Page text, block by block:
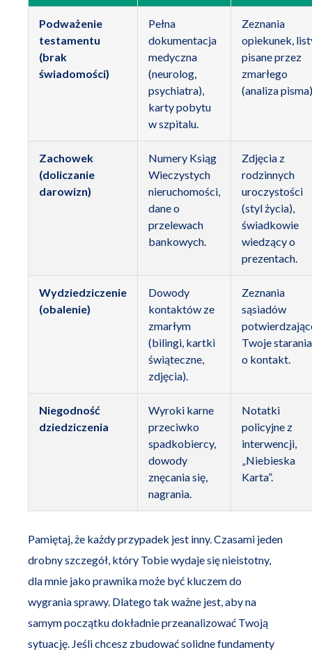
Podważenie
testamentu
(brak
świadomości)
Pełna
dokumentacja
medyczna
(neurolog,
psychiatra),
karty pobytu
w szpitalu.
Zeznania
opiekunek,
pisane przez
zmarłego
(analiza
Zachowek
(doliczanie
darowizn)
Numery Ksiąg
Wieczystych
nieruchomości,
dane o
przelewach
bankowych.
Zdjęcia z
rodzinnych
uroczystości
(styl życia),
świadkowie
wiedzący o
prezentach.
Wydziedziczenie
(obalenie)
Dowody
kontaktów ze
zmarłym
(bilingi, kartki
świąteczne,
zdjęcia).
Zeznania
sąsiadów
Twoje starania
o kontakt.
Niegodność
dziedziczenia
Wyroki karne
przeciwko
spadkobiercy,
dowody
znęcania się,
nagrania.
Notatki
policyjne z
interwencji,
„Niebieska
Karta”.
Pamiętaj, że każdy przypadek jest inny. Czasami jeden
drobny szczegół, który Tobie wydaje się nieistotny,
dla mnie jako prawnika może być kluczem do
wygrania sprawy. Dlatego tak ważne jest, aby na
samym początku dokładnie przeanalizować Twoją
sytuację. Jeśli chcesz zbudować solidne fundamenty